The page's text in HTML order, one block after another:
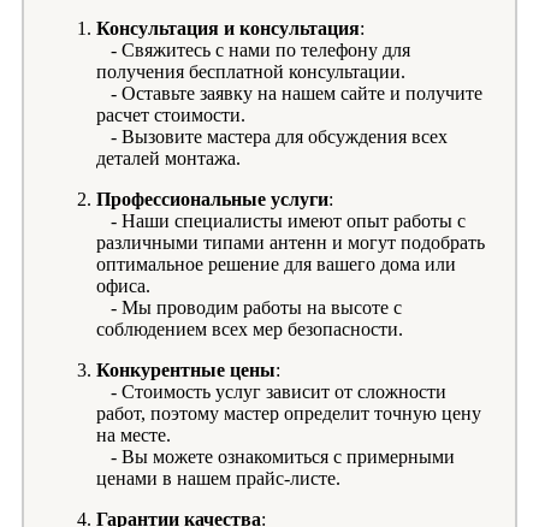
Консультация и консультация:
- Свяжитесь с нами по телефону для
получения бесплатной консультации.
- Оставьте заявку на нашем сайте и получите
расчет стоимости.
- Вызовите мастера для обсуждения всех
деталей монтажа.
Профессиональные услуги:
- Наши специалисты имеют опыт работы с
различными типами антенн и могут подобрать
оптимальное решение для вашего дома или
офиса.
- Мы проводим работы на высоте с
соблюдением всех мер безопасности.
Конкурентные цены:
- Стоимость услуг зависит от сложности
работ, поэтому мастер определит точную цену
на месте.
- Вы можете ознакомиться с примерными
ценами в нашем прайс-листе.
Гарантии качества: